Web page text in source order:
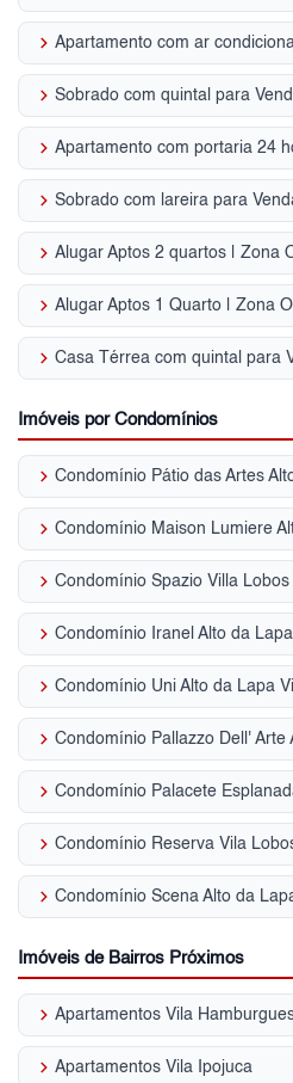
keyboard_arrow_right
keyboard_arrow_right Sobrado com quintal para
keyboard_arrow_right
keyboard_arrow_right Sobrado com lareira para
keyboard_arrow_right Alugar Aptos 2 quartos | Zona
keyboard_arrow_right Alugar Aptos 1 Quarto | Zona
keyboard_arrow_right Casa Térrea com quintal para
Imóveis por Condomínios
keyboard_arrow_right Condomínio Pátio das Artes
keyboard_arrow_right Condomínio Maison Lumiere
keyboard_arrow_right Condomínio Spazio Villa
keyboard_arrow_right Condomínio Iranel Alto da Lapa
keyboard_arrow_right Condomínio Uni Alto da Lapa
keyboard_arrow_right Condomínio Pallazzo Dell' Arte
keyboard_arrow_right Condomínio Palacete
keyboard_arrow_right Condomínio Reserva Vila
keyboard_arrow_right Condomínio Scena Alto da
Imóveis de Bairros Próximos
keyboard_arrow_right Apartamentos Vila
keyboard_arrow_right Apartamentos Vila Ipojuca